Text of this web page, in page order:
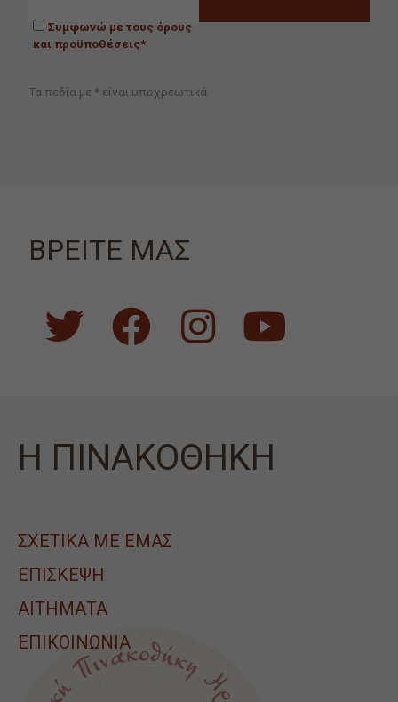
Συμφωνώ με τους όρους
και προϋποθέσεις*
Τα πεδία με * είναι υποχρεωτικά
ΒΡΕΙΤΕ ΜΑΣ
Η ΠΙΝΑΚΟΘΗΚΗ
ΣΧΕΤΙΚΑ ΜΕ ΕΜΑΣ
ΕΠΙΣΚΕΨΗ
ΑΙΤΉΜΑΤΑ
ΕΠΙΚΟΙΝΩΝΙΑ